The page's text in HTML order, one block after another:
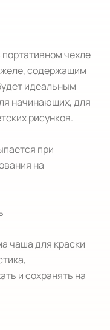
чехле
содержащим
идеальным
начинающих, для
рисунков.
при
на
чаша для краски
и сохранять на